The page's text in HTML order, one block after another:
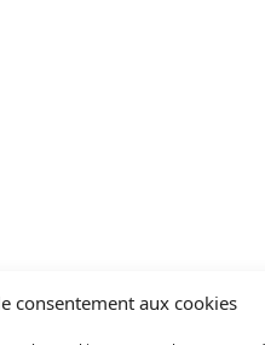
consentement aux cookies